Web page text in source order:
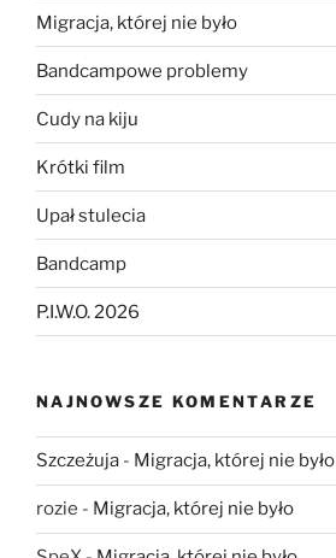
Migracja, której nie było
Bandcampowe problemy
Cudy na kiju
Krótki film
Upał stulecia
Bandcamp
P.I.W.O. 2026
NAJNOWSZE KOMENTARZE
Szczeżuja - Migracja, której nie było
rozie - Migracja, której nie było